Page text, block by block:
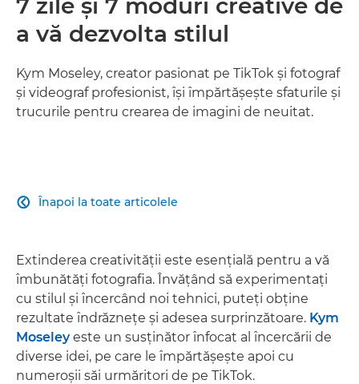
7 zile şi 7 moduri creative de
a vă dezvolta stilul
Kym Moseley, creator pasionat pe TikTok şi fotograf
şi videograf profesionist, îşi împărtăşeşte sfaturile şi
trucurile pentru crearea de imagini de neuitat.
Înapoi la toate articolele

Extinderea creativităţii este esenţială pentru a vă
îmbunătăţi fotografia. Învăţând să experimentaţi
cu stilul şi încercând noi tehnici, puteţi obţine
rezultate îndrăzneţe şi adesea surprinzătoare. Kym
Moseleyeste un susţinător înfocat al încercării de
diverse idei, pe care le împărtăşeşte apoi cu
numeroşii săi urmăritori de pe TikTok.